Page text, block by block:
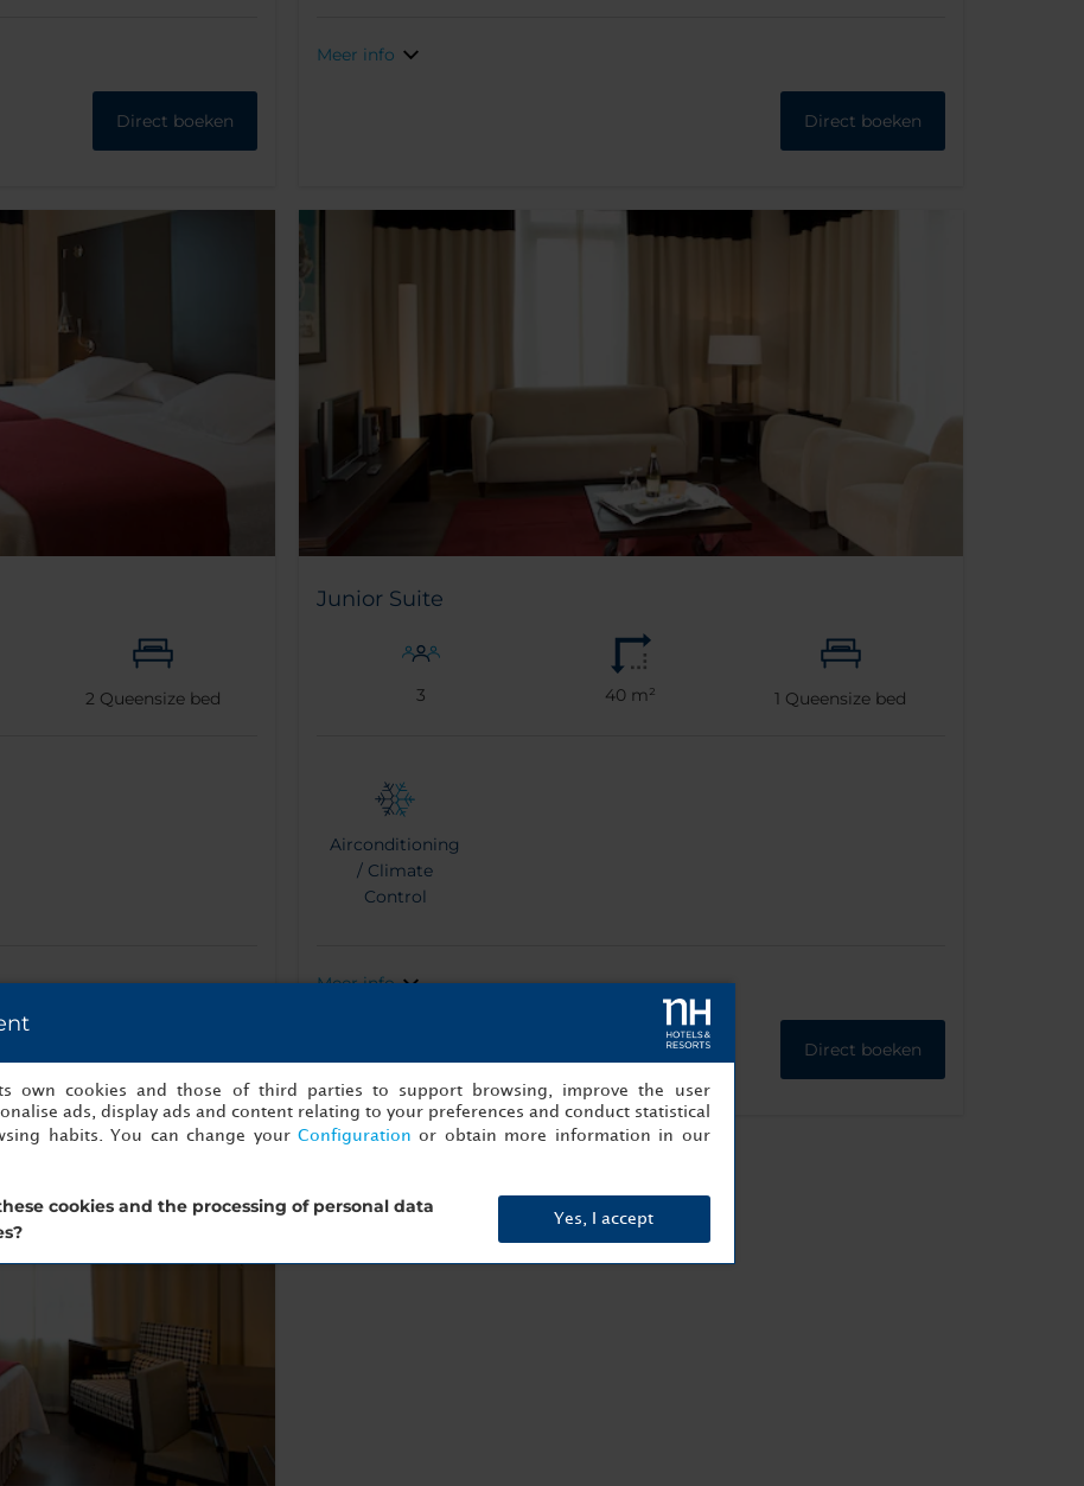
Direct boeken
Meer info
Direct boeken
2 Queensize bed
Junior Suite
3 40 m² 1 Queensize bed
Airconditioning
/ Climate
Control
Meer info
Direct boeken
own cookies and those of third parties to support browsing, improve the user
ads, display ads and content relating to your preferences and conduct statistical
habits. You can change your Configuration or obtain more information in our
cookies and the processing of personal data
Yes, I accept